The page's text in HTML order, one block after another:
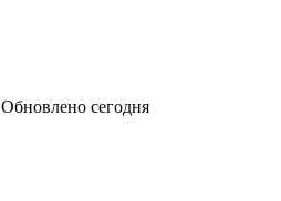
Обновлено сегодня